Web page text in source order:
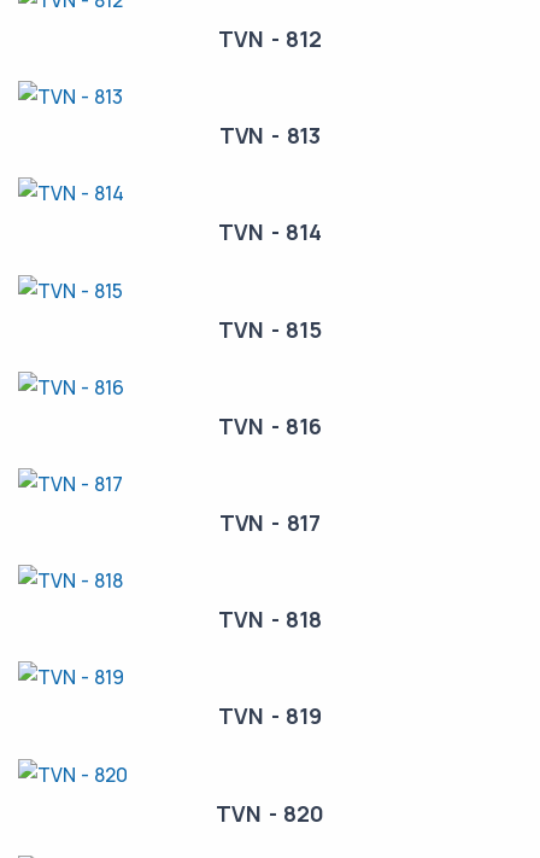
TVN - 812
TVN - 813
TVN - 814
TVN - 815
TVN - 816
TVN - 817
TVN - 818
TVN - 819
TVN - 820